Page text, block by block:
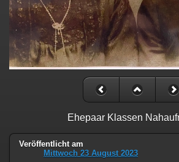
Ehepaar Klassen
Veröffentlicht am
Mittwoch 23 August 2023